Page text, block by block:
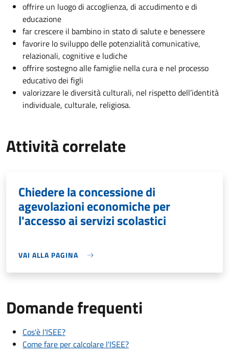
offrire un luogo di accoglienza, di accudimento e di
educazione
far crescere il bambino in stato di salute e benessere
favorire lo sviluppo delle potenzialità comunicative,
relazionali, cognitive e ludiche
offrire sostegno alle famiglie nella cura e nel processo
educativo dei figli
valorizzare le diversità culturali, nel rispetto dell’identità
individuale, culturale, religiosa.
Attività correlate
Chiedere la concessione di
agevolazioni economiche per
l'accesso ai servizi scolastici
VAI ALLA PAGINA
Domande frequenti
Cos'è l'ISEE?
Come fare per calcolare l'ISEE?